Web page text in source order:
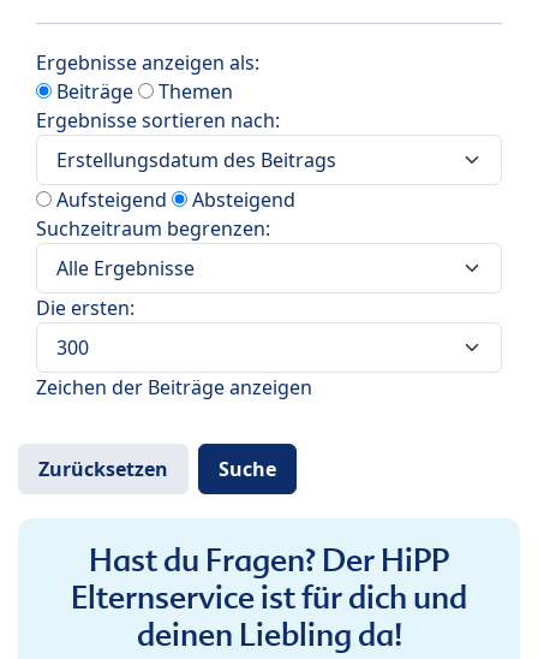
Ergebnisse anzeigen als:
Beiträge
Themen
Ergebnisse sortieren nach:
Aufsteigend
Absteigend
Suchzeitraum begrenzen:
Die ersten:
Zeichen der Beiträge anzeigen
Hast du Fragen? Der HiPP
Elternservice ist für dich und
deinen Liebling da!